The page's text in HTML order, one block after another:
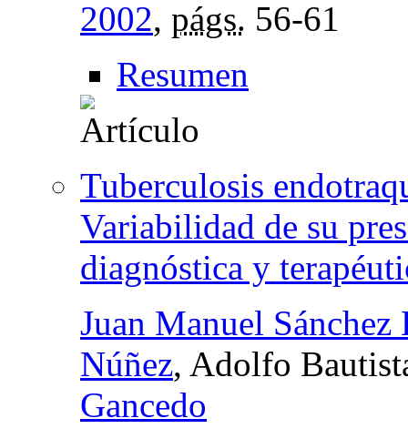
2002, págs. 56-61
Resumen
Tuberculosis
Variabilidad de su
diagnóstica y
Juan Manuel Sánchez
Núñez, Adolfo
Gancedo